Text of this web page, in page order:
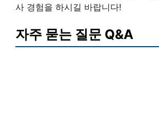
사 경험을 하시길 바랍니다!
자주 묻는 질문 Q&A